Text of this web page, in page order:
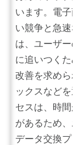
います。電子
い競争と急速
は、ユーザー
に追いつくた
改善を求めら
ックスなどを
セスは、時間
があるため、
データ交換プ